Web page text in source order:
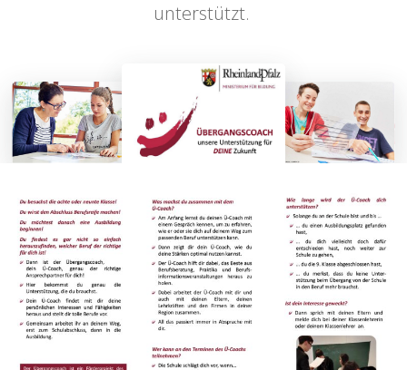
unterstützt.